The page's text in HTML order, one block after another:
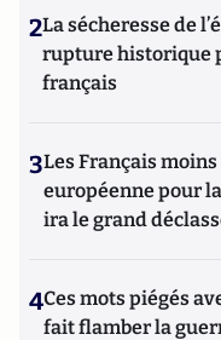
2La sécheresse de
rupture historique
français
3Les Français
européenne pour
ira le grand
4Ces mots piégés
fait flamber la